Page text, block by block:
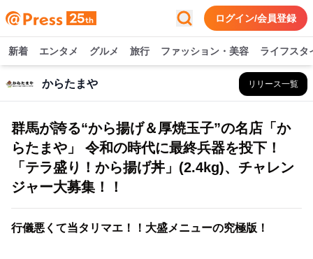
ログイン/会員登録
新着 エンタメ グルメ 旅行 ファッション・美容 ライフスタ
からたまや リリース一覧
群馬が誇る“から揚げ＆厚焼玉子”の名店「か
らたまや」 令和の時代に最終兵器を投下！
「テラ盛り！から揚げ丼」(2.4kg)、チャレン
ジャー大募集！！
行儀悪くて当タリマエ！！大盛メニューの究極版！